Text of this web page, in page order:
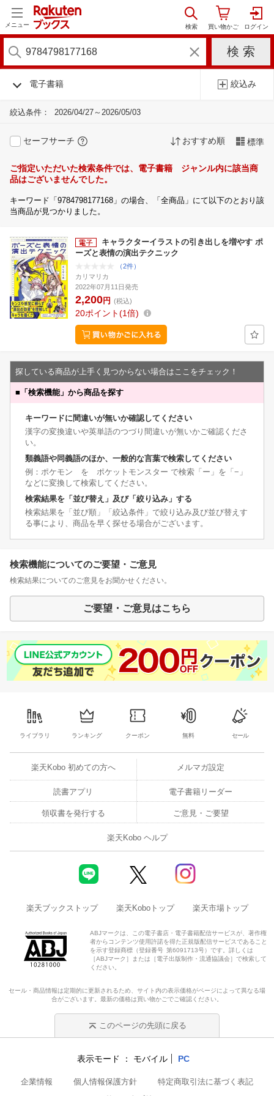
メニュー
電子書籍 絞込み
絞込条件： 2026/04/27～2026/05/03
セーフサーチ おすすめ順 標準
ご指定いただいた検索条件では、電子書籍 ジャンル内に該当商
品はございませんでした。
キーワード「9784798177168」の場合、「全商品」にて以下のとおり該
当商品が見つかりました。
キャラクターイラストの引き出しを増やす ポ
ーズと表情の演出テクニック
（2件）
カリマリカ
2022年07月11日発売
2,200円 (税込)
20ポイント 1倍
探している商品が上手く見つからない場合はここをチェック！
■ 「検索機能」から商品を探す
キーワードに間違いが無いか確認してください
漢字の変換違いや英単語のつづり間違いが無いかご確認くださ
い。
類義語や同義語のほか、一般的な言葉で検索してください
例：ポケモン を ポケットモンスター で検索「ー」を「−」
などに変換して検索してください。
検索結果を「並び替え」及び「絞り込み」する
検索結果を「並び順」「絞込条件」で絞り込み及び並び替えす
る事により、商品を早く探せる場合がございます。
検索機能についてのご要望・ご意見
検索結果についてのご意見をお聞かせください。
ご要望・ご意見はこちら
ライブラリ ランキング クーポン 無料 セール
楽天Kobo 初めての方へ メルマガ設定
読書アプリ 電子書籍リーダー
領収書を発行する ご意見・ご要望
楽天Kobo ヘルプ
楽天ブックストップ 楽天Koboトップ 楽天市場トップ
ABJマークは、この電子書店・電子書籍配信サービスが、著作権
者からコンテンツ使用許諾を得た正規版配信サービスであること
を示す登録商標（登録番号 第6091713号）です。詳しくは
［ABJマーク］または［電子出版制作・流通協議会］で検索して
ください。
セール・商品情報は定期的に更新されるため、サイト内の表示価格がページによって異なる場
合がございます。最新の価格は買い物かごでご確認ください。
このページの先頭に戻る
表示モード モバイル PC
企業情報 個人情報保護方針
特定商取引法に基づく表記